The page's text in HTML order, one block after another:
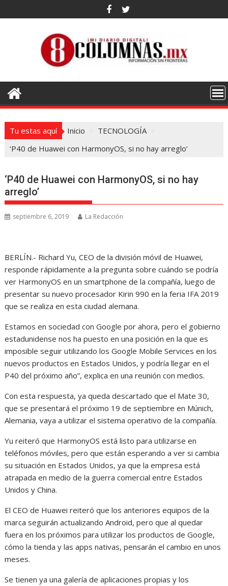
al
Tu estas aquí Inicio
TECNOLOGÍA
‘P40 de Huawei con HarmonyOS, si no hay arreglo’
‘P40 de Huawei con HarmonyOS, si no hay
arreglo’
septiembre 6, 2019 La Redacción
BERLÍN.- Richard Yu, CEO de la división móvil de Huawei,
responde rápidamente a la pregunta sobre cuándo se podría
ver HarmonyOS en un smartphone de la compañía, luego de
presentar su nuevo procesador Kirin 990 en la feria IFA 2019
que se realiza en esta ciudad alemana.
Estamos en sociedad con Google por ahora, pero el gobierno
estadunidense nos ha puesto en una posición en la que es
imposible seguir utilizando los Google Mobile Services en los
nuevos productos en Estados Unidos, y podría llegar en el
P40 del próximo año”, explica en una reunión con medios.
Con esta respuesta, ya queda descartado que el Mate 30,
que se presentará el próximo 19 de septiembre en Múnich,
Alemania, vaya a utilizar el sistema operativo de la compañía.
Yu reiteró que HarmonyOS está listo para utilizarse en
teléfonos móviles, pero que están esperando a ver si cambia
su situación en Estados Unidos, ya que la empresa está
atrapada en medio de la guerra comercial entre Estados
Unidos y China.
El CEO de Huawei reiteró que los anteriores equipos de la
marca seguirán actualizando Android, pero que al quedar
fuera en los próximos para utilizar los productos de Google,
cómo la tienda y las apps nativas, pensarán el cambio en unos
meses.
Se tienen ya una galería de aplicaciones propias y los